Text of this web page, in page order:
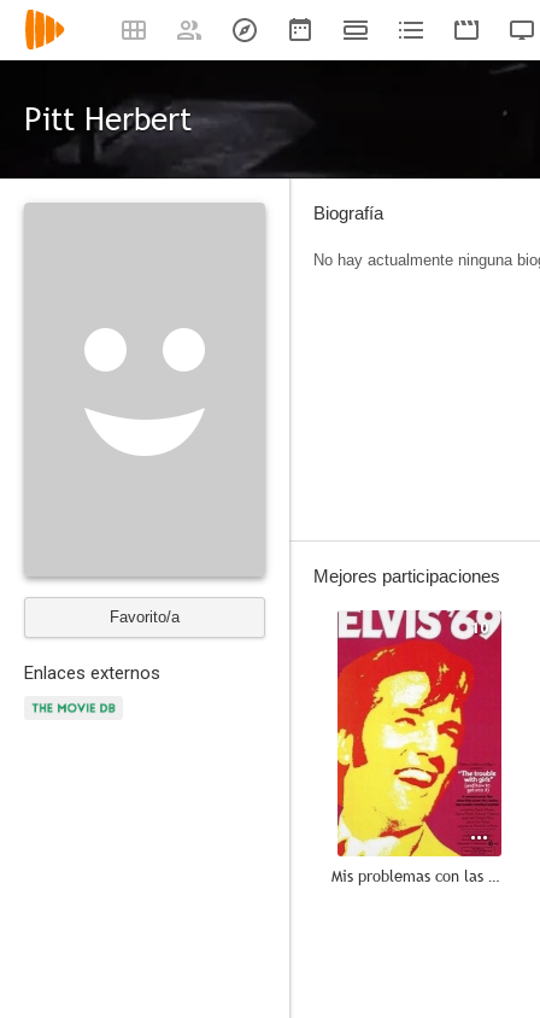
Pitt Herbert
Favorito/a
Enlaces externos
Biografía
No hay actualmente ninguna
Mejores participaciones
10
Mis problemas con las mujeres